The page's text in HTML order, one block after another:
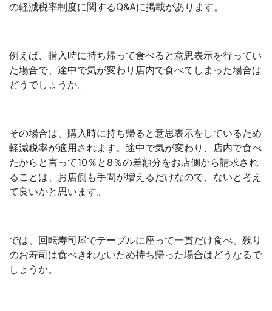
の軽減税率制度に関するQ&Aに掲載があります。
例えば、購入時に持ち帰って食べると意思表示を行ってい
た場合で、途中で気が変わり店内で食べてしまった場合は
どうでしょうか。
その場合は、購入時に持ち帰ると意思表示をしているため
軽減税率が適用されます。途中で気が変わり、店内で食べ
たからと言って10％と8％の差額分をお店側から請求され
ることは、お店側も手間が増えるだけなので、ないと考え
て良いかと思います。
では、回転寿司屋でテーブルに座って一貫だけ食べ、残り
のお寿司は食べきれないため持ち帰った場合はどうなるで
しょうか。